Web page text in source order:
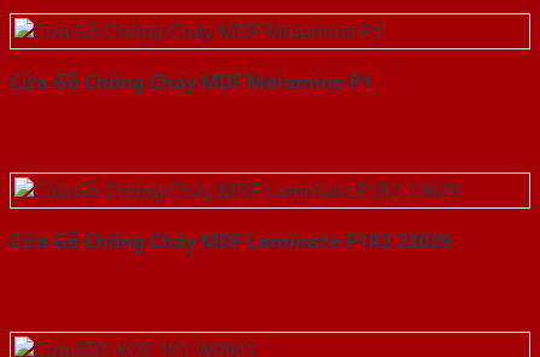
Cửa Gỗ Chống Cháy MDF Melamine P1
Cửa Gỗ Chống Cháy MDF Laminate P1R2 23029